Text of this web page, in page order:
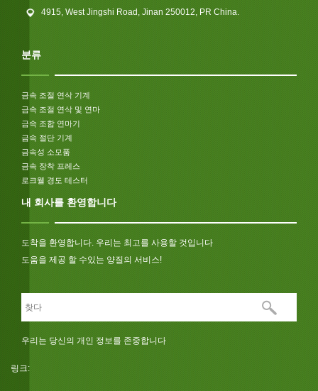
4915, West Jingshi Road, Jinan 250012, PR China.
분류
금속 조절 연삭 기계
금속 조절 연삭 및 연마
금속 조합 연마기
금속 절단 기계
금속성 소모품
금속 장착 프레스
로크웰 경도 테스터
내 회사를 환영합니다
도착을 환영합니다. 우리는 최고를 사용할 것입니다
도움을 제공 할 수있는 양질의 서비스!
우리는 당신의 개인 정보를 존중합니다
링크: